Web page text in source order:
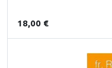
18,00 €